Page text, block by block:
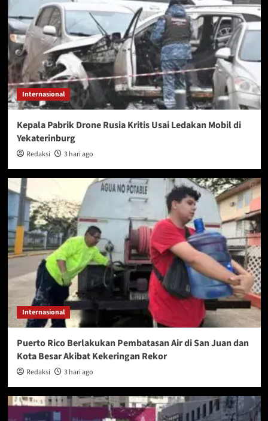
Internasional
Kepala Pabrik Drone Rusia Kritis Usai Ledakan Mobil di
Yekaterinburg
Redaksi 3 hari ago
Internasional
Puerto Rico Berlakukan Pembatasan Air di San Juan dan
Kota Besar Akibat Kekeringan Rekor
Redaksi 3 hari ago